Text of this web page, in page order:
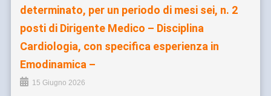
determinato, per un periodo di mesi sei, n. 2
posti di Dirigente Medico – Disciplina
Cardiologia, con specifica esperienza in
Emodinamica –
15 Giugno 2026